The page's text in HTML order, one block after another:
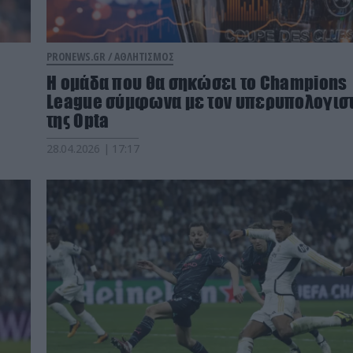
PRONEWS.GR / ΑΘΛΗΤΙΣΜΟΣ
H ομάδα που θα σηκώσει το Champions
League σύμφωνα με τον
της Οpta
28.04.2026 | 17:17